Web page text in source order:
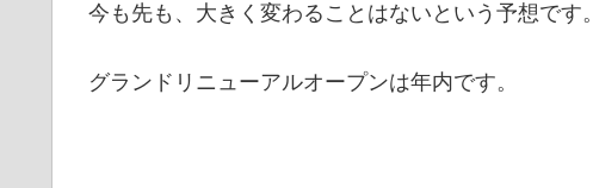
今も先も、大きく変わることはないという予想です。
グランドリニューアルオープンは年内です。